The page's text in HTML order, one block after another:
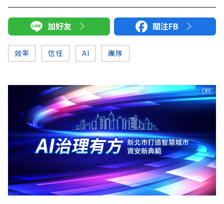
加好友 關注FB
效率 信任 AI 團隊